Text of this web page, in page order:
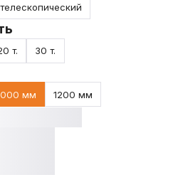
т. 30 т.
мм 1200 мм